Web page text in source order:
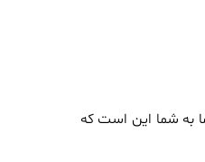
به شما این است که